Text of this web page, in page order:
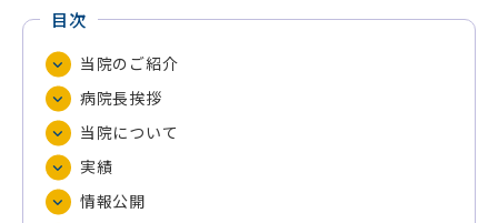
目次
当院のご紹介
病院長挨拶
当院について
実績
情報公開